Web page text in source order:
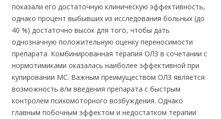
показали его достаточную клиническую эффективность,
однако процент выбывших из исследования больных (до
40 %) достаточно высок для того, чтобы дать
однозначную положительную оценку переносимости
препарата. Комбинированная терапия ОЛЗ в сочетании с
нормотимиками оказалась наиболее эффективной при
купировании МС. Важным преимуществом ОЛЗ является
возможность в/м введения препарата с быстрым
контролем психомоторного возбуждения. Однако
главным побочным эффектом и недостатком терапии